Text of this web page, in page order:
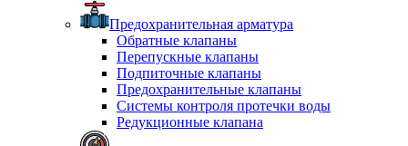
Предохранительная арматура
Обратные клапаны
Перепускные клапаны
Подпиточные клапаны
Предохранительные клапаны
Системы контроля протечки воды
Редукционные клапана